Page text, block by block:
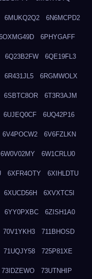
6MUKQ2Q2 6N6MCPD2
6PHYGAFF
6Q23B2FW 6QE19FL3
6R431JL5 6RGMWOLX
6SBTC8OR 6T3R3AJM
6UJEQ0CF 6UQ42P16
6V4POCW2 6V6FZLKN
6W0V02MY 6W1CRLU0
6XFR4OTY 6XIHLDTU
6XUCD56H 6XVXTC5I
6YY0PXBC 6ZISH1A0
70V1YKH3 711BHOSD
71UQJY58 725P81XE
73IDZEWO 73UTNHIP